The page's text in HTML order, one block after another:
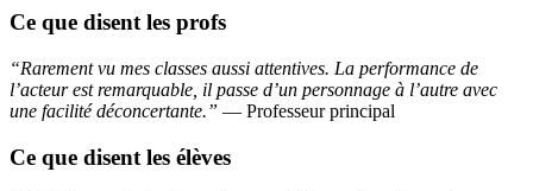
Ce que disent les profs
“Rarement vu mes classes aussi attentives. La performance de
l’acteur est remarquable, il passe d’un personnage à l’autre avec
une facilité déconcertante.” — Professeur principal
Ce que disent les élèves